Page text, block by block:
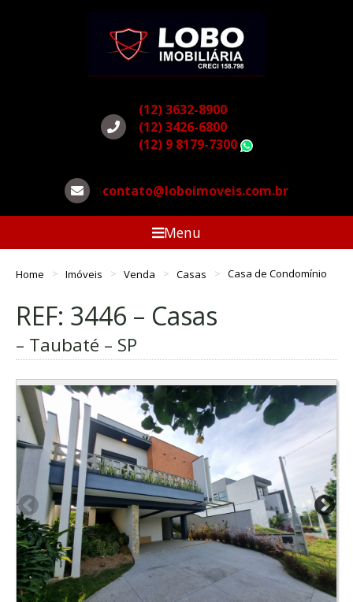
(12) 3632-8900
(12) 3426-6800
(12) 9 8179-7300
contato@loboimoveis.com.br
Menu
Home Imóveis Venda Casas Casa de Condomínio
REF: 3446 – Casas
– Taubaté – SP